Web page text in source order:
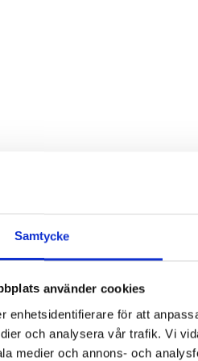
Samtycke
använder cookies
enhetsidentifierare för att
och analysera vår trafik. Vi
medier och annons- och